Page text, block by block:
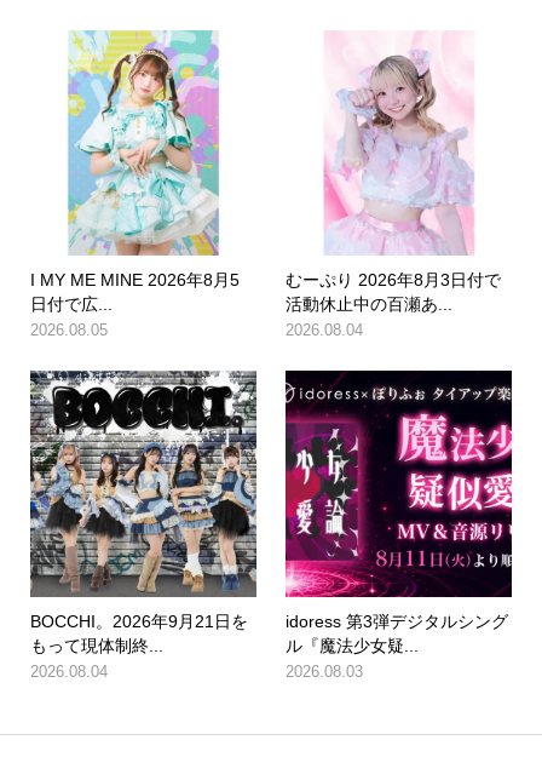
I MY ME MINE 2026年8月5
日付で広...
2026.08.05
むーぷり 2026年8月3日付で
活動休止中の百瀬あ...
2026.08.04
BOCCHI。2026年9月21日を
もって現体制終...
2026.08.04
idoress 第3弾デジタルシング
ル『魔法少女疑...
2026.08.03